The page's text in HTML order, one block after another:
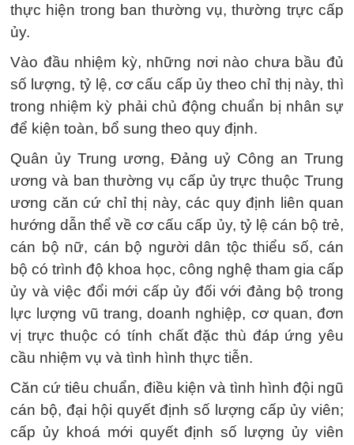
thực hiện trong ban thường vụ, thường trực cấp
ủy.
Vào đầu nhiệm kỳ, những nơi nào chưa bầu đủ
số lượng, tỷ lệ, cơ cấu cấp ủy theo chỉ thị này, thì
trong nhiệm kỳ phải chủ động chuẩn bị nhân sự
để kiện toàn, bổ sung theo quy định.
Quân ủy Trung ương, Đảng uỷ Công an Trung
ương và ban thường vụ cấp ủy trực thuộc Trung
ương căn cứ chỉ thị này, các quy định liên quan
hướng dẫn thể về cơ cấu cấp ủy, tỷ lệ cán bộ trẻ,
cán bộ nữ, cán bộ người dân tộc thiểu số, cán
bộ có trình độ khoa học, công nghệ tham gia cấp
ủy và việc đổi mới cấp ủy đối với đảng bộ trong
lực lượng vũ trang, doanh nghiệp, cơ quan, đơn
vị trực thuộc có tính chất đặc thù đáp ứng yêu
cầu nhiệm vụ và tình hình thực tiễn.
Căn cứ tiêu chuẩn, điều kiện và tình hình đội ngũ
cán bộ, đại hội quyết định số lượng cấp ủy viên;
cấp ủy khoá mới quyết định số lượng ủy viên